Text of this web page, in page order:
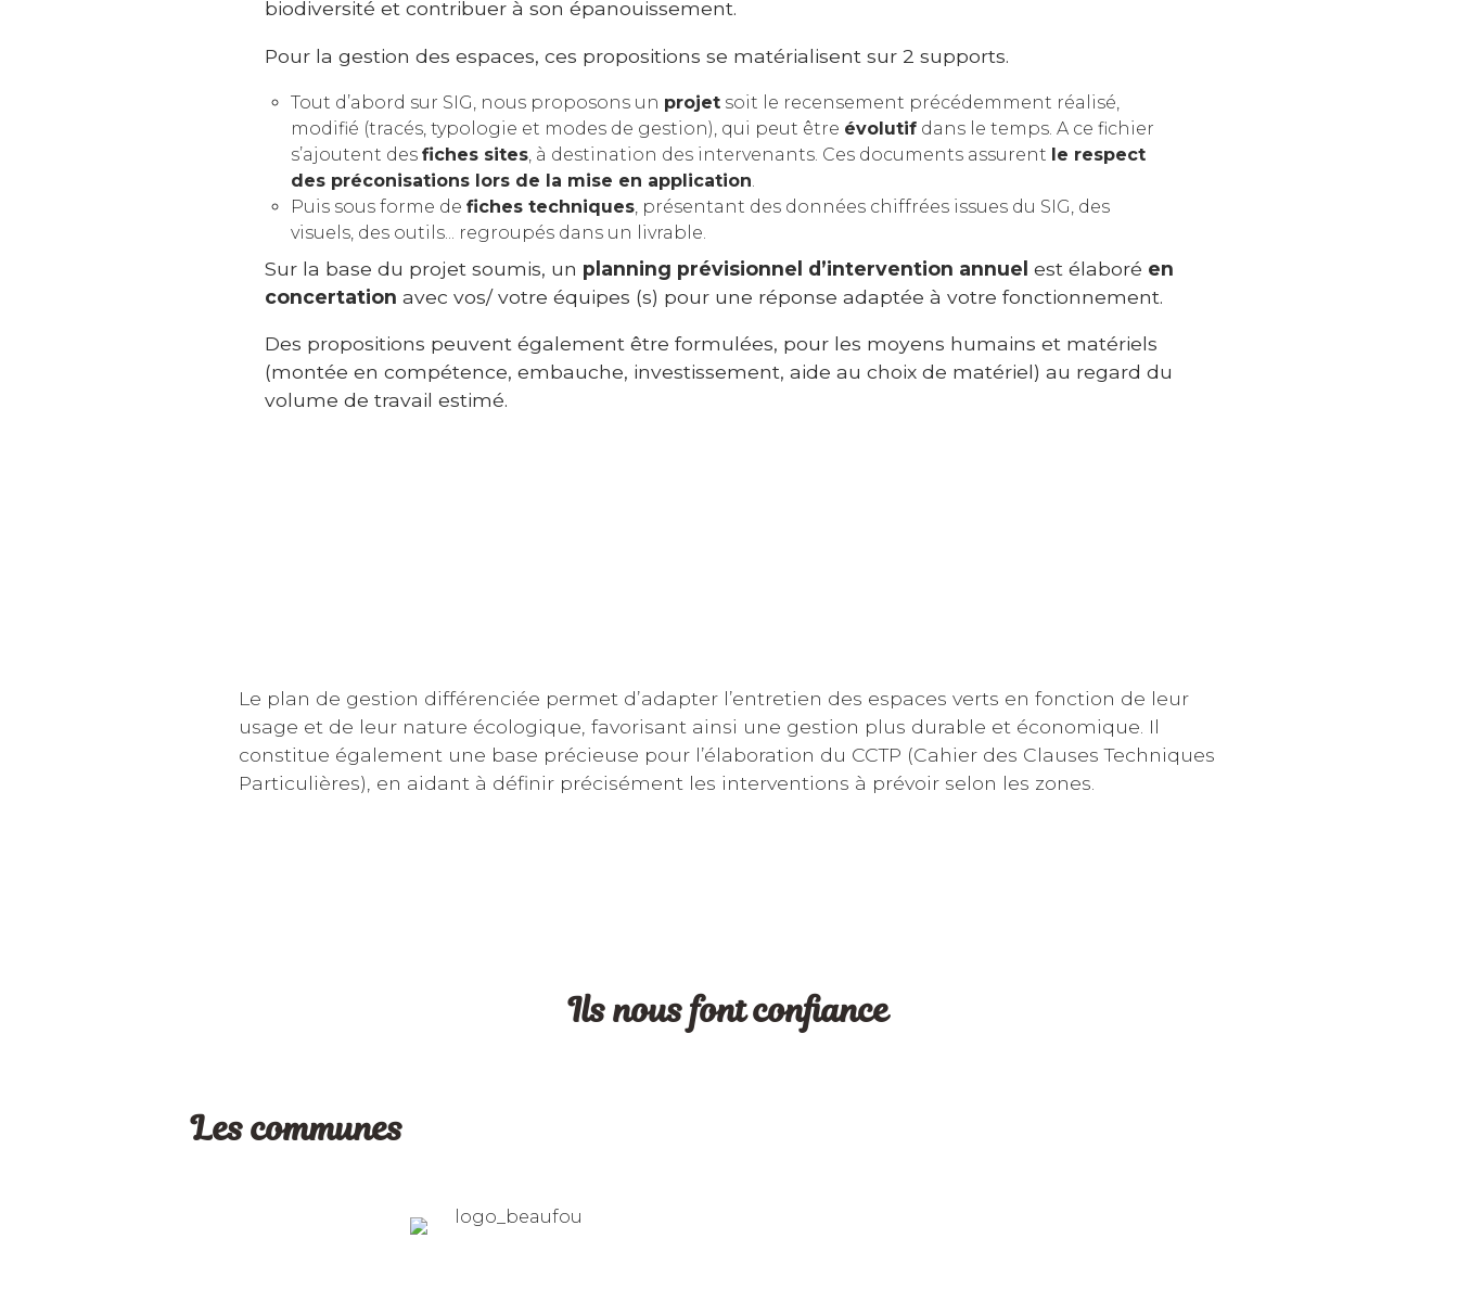
biodiversité et contribuer à son épanouissement.
Pour la gestion des espaces, ces propositions se matérialisent sur 2 supports.
Tout d’abord sur SIG, nous proposons un projetsoit le recensement précédemment réalisé,
modifié (tracés, typologie et modes de gestion), qui peut être évolutifdans le temps. A ce fichier
s’ajoutent des fiches sites, à destination des intervenants. Ces documents assurent le respect
des préconisations lors de la mise en application
Puis sous forme de fiches techniques, présentant des données chiffrées issues du SIG, des
visuels, des outils... regroupés dans un livrable.
Sur la base du projet soumis, un planning prévisionnel d’intervention annuel est élaboré en
concertation avec vos/ votre équipes (s) pour une réponse adaptée à votre fonctionnement.
Des propositions peuvent également être formulées, pour les moyens humains et matériels
(montée en compétence, embauche, investissement, aide au choix de matériel) au regard du
volume de travail estimé.
Le plan de gestion différenciée permet d’adapter l’entretien des espaces verts en fonction de leur
usage et de leur nature écologique, favorisant ainsi une gestion plus durable et économique. Il
constitue également une base précieuse pour l’élaboration du CCTP (Cahier des Clauses Techniques
Particulières), en aidant à définir précisément les interventions à prévoir selon les zones.
Ils nous font confiance
Les communes